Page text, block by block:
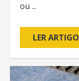
ou ...
LER ARTIGO